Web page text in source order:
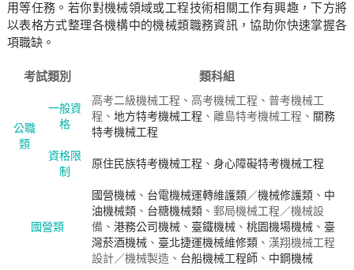
用等任務。若你對機械領域或工程技術相關工作有興趣，下方將
以表格方式整理各機構中的機械類職務資訊，協助你快速掌握各
項職缺。
考試類別 類科組
公職
類
一般資
格
高考二級機械工程、高考機械工程、普考機械工
程、 地方特考機械工程 、離島特考機械工程、 關務
特考機械工程
資格限
制
原住民族特考機械工程 、 身心障礙特考機械工程
國營類
國營機械、 台電機械運轉維護類／機械修護類、 中
油機械類、 台糖機械類、郵局機械工程／機械設
備、 港務公司機械、 臺鐵機械、 桃園機場機械、 臺
灣菸酒機械、 臺北捷運機械維修類、漢翔機械工程
設計／機械製造、 台船機械工程師 、 中鋼機械